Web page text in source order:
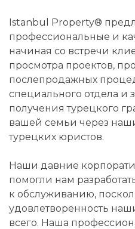
Istanbul Property®
профессиональные и
начиная со встречи
просмотра проектов,
послепродажных
специального отдела и
получения турецкого
вашей семьи через
турецких юристов.
Наши давние
помогли нам
к обслуживанию,
удовлетворенность
всего. Наша